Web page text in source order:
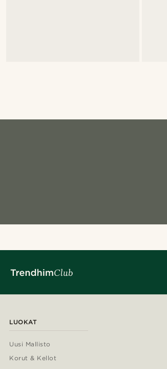
LUOKAT
Uusi Mallisto
Korut & Kellot